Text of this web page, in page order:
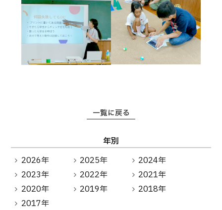
一覧に戻る
年別
2026年
2025年
2024年
2023年
2022年
2021年
2020年
2019年
2018年
2017年